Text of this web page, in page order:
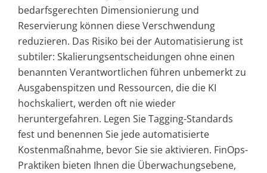
bedarfsgerechten Dimensionierung und
Reservierung können diese Verschwendung
reduzieren. Das Risiko bei der Automatisierung ist
subtiler: Skalierungsentscheidungen ohne einen
benannten Verantwortlichen führen unbemerkt zu
Ausgabenspitzen und Ressourcen, die die KI
hochskaliert, werden oft nie wieder
heruntergefahren. Legen Sie Tagging-Standards
fest und benennen Sie jede automatisierte
Kostenmaßnahme, bevor Sie sie aktivieren. FinOps-
Praktiken bieten Ihnen die Überwachungsebene,